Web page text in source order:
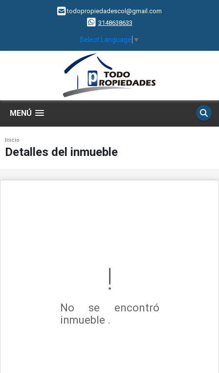
todopropiedadescol@gmail.com
3148638633
Select Language ▼
MENÚ
Inicio
Detalles del inmueble
No se encontró
inmueble .